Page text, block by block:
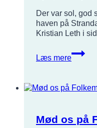
Der var sol, god
haven på
Kristian Leth i
Læs mere
Se
glimt
globale
Mød os på